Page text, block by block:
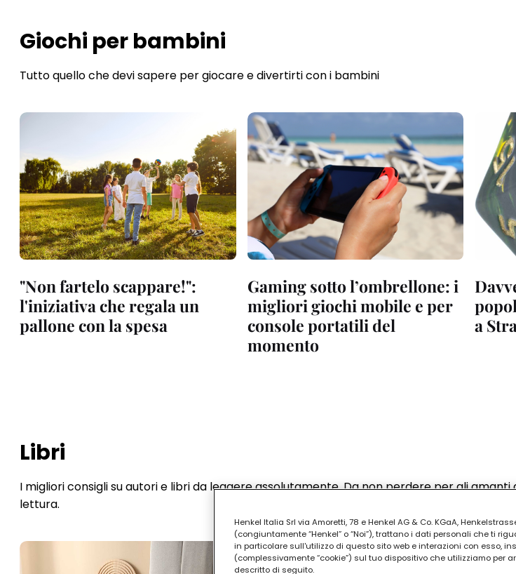
Giochi per bambini
Tutto quello che devi sapere per giocare e divertirti con i bambini
"Non fartelo scappare!":
l'iniziativa che regala un
pallone con la spesa
Gaming sotto l’ombrellone: i
migliori giochi mobile e per
console portatili del
momento
a
Libri
I migliori consigli su autori e libri da leggere assolutamente. Da non perdere per gli amanti
lettura.
Henkel Italia Srl via Amoretti, 78 e Henkel AG & Co. KGaA,
(congiuntamente “Henkel” o “Noi”), trattano i dati personali che ti
in particolare sull'utilizzo di questo sito web e interazioni con esso,
(complessivamente “cookie”) sul tuo dispositivo che utilizziamo per
descritto di seguito.